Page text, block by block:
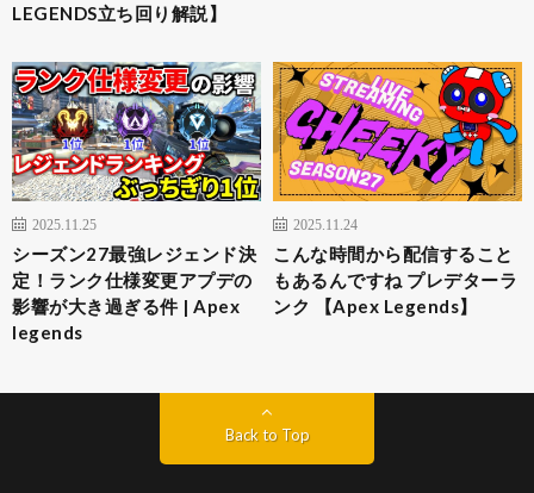
LEGENDS立ち回り解説】
2025.11.25
シーズン27最強レジェンド決
定！ランク仕様変更アプデの
影響が大き過ぎる件 | Apex
legends
2025.11.24
こんな時間から配信すること
もあるんですね プレデターラ
ンク 【Apex Legends】
Back to Top